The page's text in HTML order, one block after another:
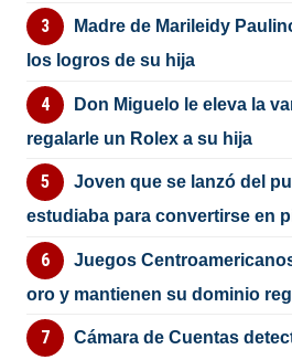
Madre de Marileidy
los logros de su hija
Don Miguelo le eleva la
regalarle un Rolex a su hija
Joven que se lanzó del
estudiaba para convertirse en
Juegos
oro y mantienen su dominio
Cámara de Cuentas